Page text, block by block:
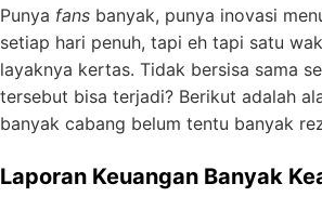
Punya fans banyak, punya inovasi
setiap hari penuh, tapi eh tapi satu
layaknya kertas. Tidak bersisa sama
tersebut bisa terjadi? Berikut adalah
banyak cabang belum tentu banyak
Laporan Keuangan Banyak